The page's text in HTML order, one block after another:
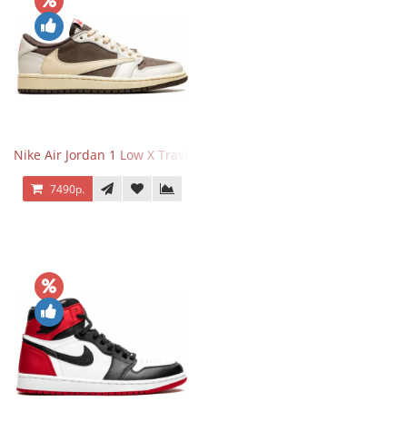
Nike Air Jordan 1 Low X Travis Scott Reverse Mocha
7490р.